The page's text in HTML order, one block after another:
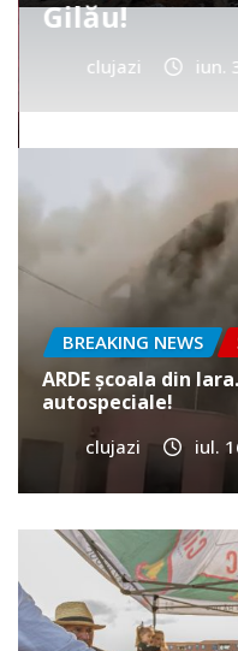
cimitir
clujazi iun.
BREAKING NEWS
ARDE școala din
autospeciale!
clujazi iul.